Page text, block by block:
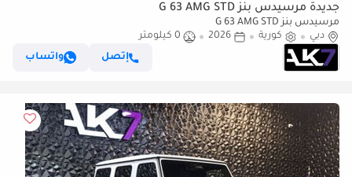
جديدة مرسيدس بنز G 63 AMG STD
مرسيدس بنز G 63 AMG STD
دبي
كورية 2026
0 كيلومتر
إتصل
واتساب